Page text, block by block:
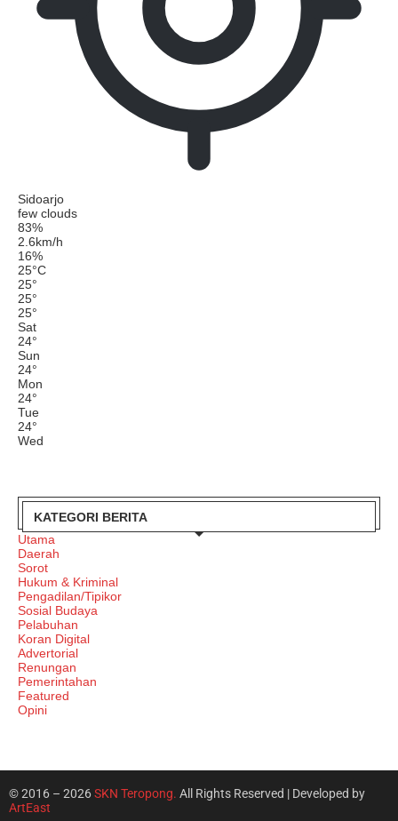
Sidoarjo
few clouds
83%
2.6km/h
16%
25°C
25°
25°
25°
Sat
24°
Sun
24°
Mon
24°
Tue
24°
Wed
KATEGORI BERITA
Utama
Daerah
Sorot
Hukum & Kriminal
Pengadilan/Tipikor
Sosial Budaya
Pelabuhan
Koran Digital
Advertorial
Renungan
Pemerintahan
Featured
Opini
© 2016 – 2026SKN Teropong. All Rights Reserved | Developed by
ArtEast